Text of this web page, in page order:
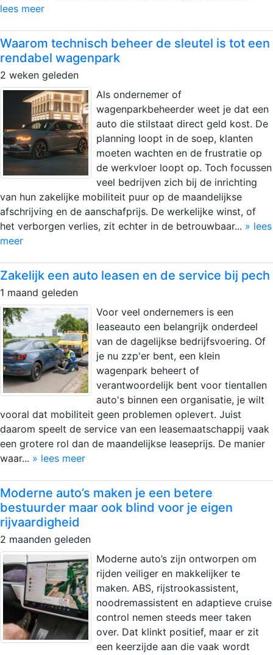
lees meer
Waarom technisch beheer de sleutel is tot een
rendabel wagenpark
2 weken geleden
Als ondernemer of
wagenparkbeheerder weet je dat een
auto die stilstaat direct geld kost. De
planning loopt in de soep, klanten
moeten wachten en de frustratie op
de werkvloer loopt op. Toch focussen
veel bedrijven zich bij de inrichting
van hun zakelijke mobiliteit puur op de maandelijkse
afschrijving en de aanschafprijs. De werkelijke winst, of
het verborgen verlies, zit echter in de betrouwbaar... » lees
meer
Zakelijk een auto leasen en de service bij pech
1 maand geleden
Voor veel ondernemers is een
leaseauto een belangrijk onderdeel
van de dagelijkse bedrijfsvoering. Of
je nu zzp'er bent, een klein
wagenpark beheert of
verantwoordelijk bent voor tientallen
auto's binnen een organisatie, je wilt
vooral dat mobiliteit geen problemen oplevert. Juist
daarom speelt de service van een leasemaatschappij vaak
een grotere rol dan de maandelijkse leaseprijs. De manier
waar... » lees meer
Moderne auto’s maken je een betere
bestuurder maar ook blind voor je eigen
rijvaardigheid
2 maanden geleden
Moderne auto’s zijn ontworpen om
rijden veiliger en makkelijker te
maken. ABS, rijstrookassistent,
noodremassistent en adaptieve cruise
control nemen steeds meer taken
over. Dat klinkt positief, maar er zit
een keerzijde aan die vaak wordt